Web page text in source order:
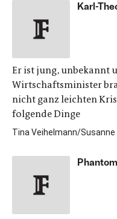
Karl-
Er ist jung, unbekannt
Wirtschaftsminister
nicht ganz leichten
folgende Dinge
Tina Veihelmann/Susanne